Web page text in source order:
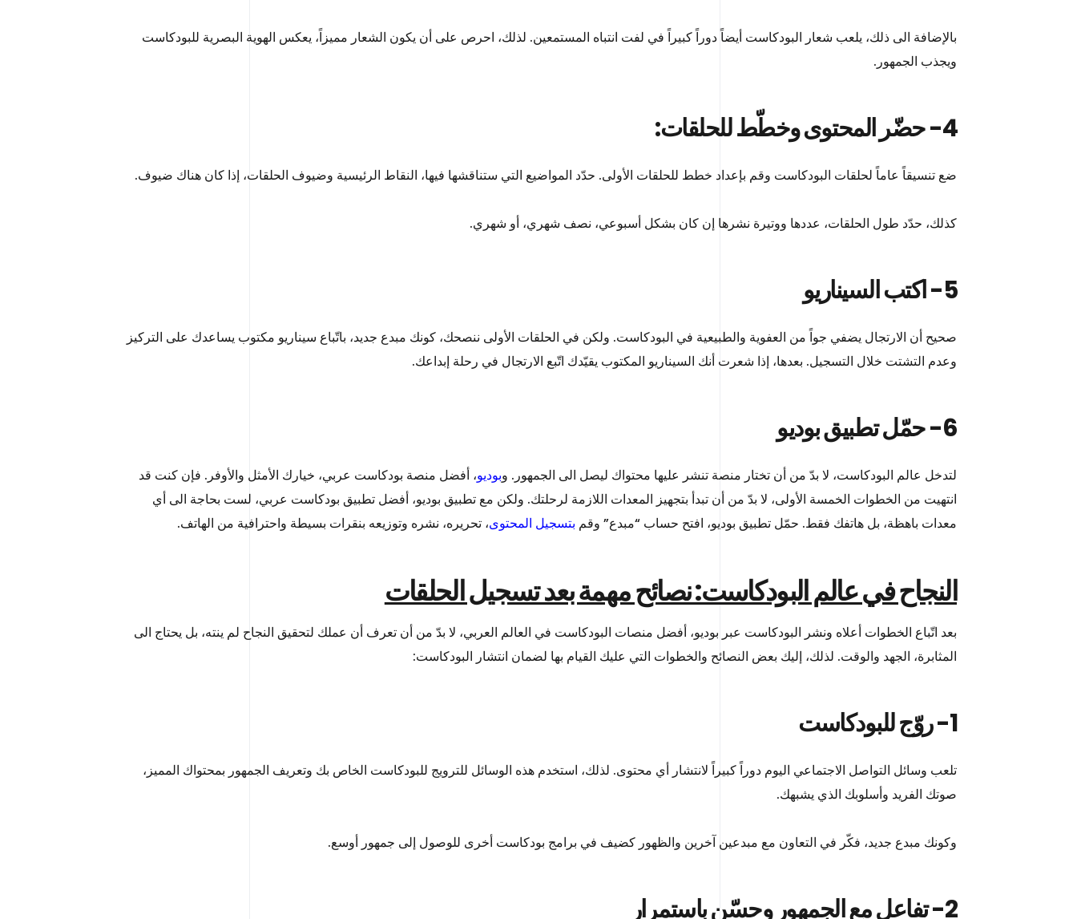
بالإضافة الى ذلك، يلعب شعار البودكاست أيضاً دوراً كبيراً في لفت انتباه المستمعين. لذلك، احرص على أن يكون الشعار مميزاً، يعكس الهوية البصرية للبودكاست
ويجذب الجمهور.
4- حضّر المحتوى وخطّط للحلقات:
ضع تنسيقاً عاماً لحلقات البودكاست وقم بإعداد خطط للحلقات الأولى. حدّد المواضيع التي ستناقشها فيها، النقاط الرئيسية وضيوف الحلقات، إذا كان هناك ضيوف.
كذلك، حدّد طول الحلقات، عددها ووتيرة نشرها إن كان بشكل أسبوعي، نصف شهري، أو شهري.
5- اكتب السيناريو
صحيح أن الارتجال يضفي جواً من العفوية والطبيعية في البودكاست. ولكن في الحلقات الأولى ننصحك، كونك مبدع جديد، باتّباع سيناريو مكتوب يساعدك على التركيز
وعدم التشتت خلال التسجيل. بعدها، إذا شعرت أنك السيناريو المكتوب يقيّدك اتّبع الارتجال في رحلة إبداعك.
6- حمّل تطبيق بوديو
لتدخل عالم البودكاست، لا بدّ من أن تختار منصة تنشر عليها محتواك ليصل الى الجمهور. وبوديو، أفضل منصة بودكاست عربي، خيارك الأمثل والأوفر. فإن كنت قد
انتهيت من الخطوات الخمسة الأولى، لا بدّ من أن تبدأ بتجهيز المعدات اللازمة لرحلتك. ولكن مع تطبيق بوديو، أفضل تطبيق بودكاست عربي، لست بحاجة الى أي
معدات باهظة، بل هاتفك فقط. حمّل تطبيق بوديو، افتح حساب “مبدع” وقم بتسجيل المحتوى، تحريره، نشره وتوزيعه بنقرات بسيطة واحترافية من الهاتف.
النجاح في عالم البودكاست: نصائح مهمة بعد تسجيل الحلقات
بعد اتّباع الخطوات أعلاه ونشر البودكاست عبر بوديو، أفضل منصات البودكاست في العالم العربي، لا بدّ من أن تعرف أن عملك لتحقيق النجاح لم ينته، بل يحتاج الى
المثابرة، الجهد والوقت. لذلك، إليك بعض النصائح والخطوات التي عليك القيام بها لضمان انتشار البودكاست:
1- روّج للبودكاست
تلعب وسائل التواصل الاجتماعي اليوم دوراً كبيراً لانتشار أي محتوى. لذلك، استخدم هذه الوسائل للترويج للبودكاست الخاص بك وتعريف الجمهور بمحتواك المميز،
صوتك الفريد وأسلوبك الذي يشبهك.
وكونك مبدع جديد، فكّر في التعاون مع مبدعين آخرين والظهور كضيف في برامج بودكاست أخرى للوصول إلى جمهور أوسع.
2- تفاعل مع الجمهور وحسّن باستمرار